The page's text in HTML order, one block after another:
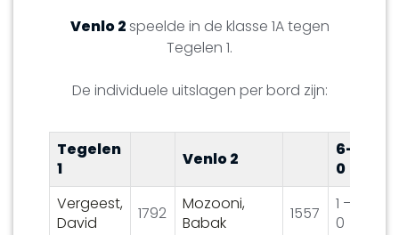
Venlo 2speelde in de klasse 1A tegen
Tegelen 1.
De individuele uitslagen per bord zijn:
Tegelen
1
Venlo 2
6-
0
Vergeest,
David
1792
Mozooni,
Babak
1557
1 –
0